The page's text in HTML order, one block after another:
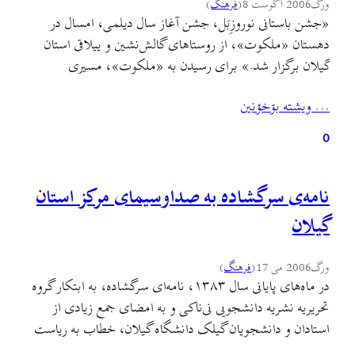
ورگ2006 آگوست 8 (فرهنگ)
«جشن باستانی نوروزِبَل، جشن آغاز سال ديلمی، امسال در
دهستان «ملکوت»، از روستاهای گالش‌نشين و ييلاقی استان
گيلان برگزار شد.» برای رسيدن به «ملکوت»، مسيری
کنيم و رحيم‌آباد را پشت‌سر گذاريم، روستاهای طولِ لات (تول
لات) و گرمابدشت و زياز و شَوَک…
… ويشته بۊخؤنين
0
نامه‌ی سرگشاده به صداوسیمای مرکز استان
گیلان
ورگ2006 می 17 (فرهنگ)
در ماه‌های پايانی سال ۱۳۸۳، نامه‌ای سرگشاده، به ابتکار گروه
تحريريه نشريه دانشجويی نی‌ناکی و به امضای جمع زيادی از
استادان و دانشجويان گيلک دانشگاه گيلان، خطاب به رياست